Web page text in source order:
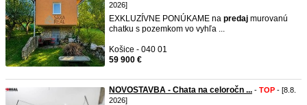
2026]
EXKLUZÍVNE PONÚKAME na predaj murovanú
chatku s pozemkom vo vyhľa ...
Košice - 040 01
59 900 €
NOVOSTAVBA - Chata na celoročn ... - TOP - [8.8.
2026]